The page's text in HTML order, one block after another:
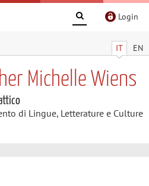
Login
IT EN
Michelle Wiens
di Lingue, Letterature e Culture